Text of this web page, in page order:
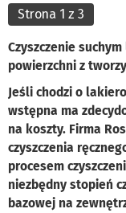
Strona 1 z 3
Czyszczenie
powierzchni z
Jeśli chodzi o
wstępna ma
na koszty. Firma
czyszczenia
procesem
niezbędny stopień
bazowej na